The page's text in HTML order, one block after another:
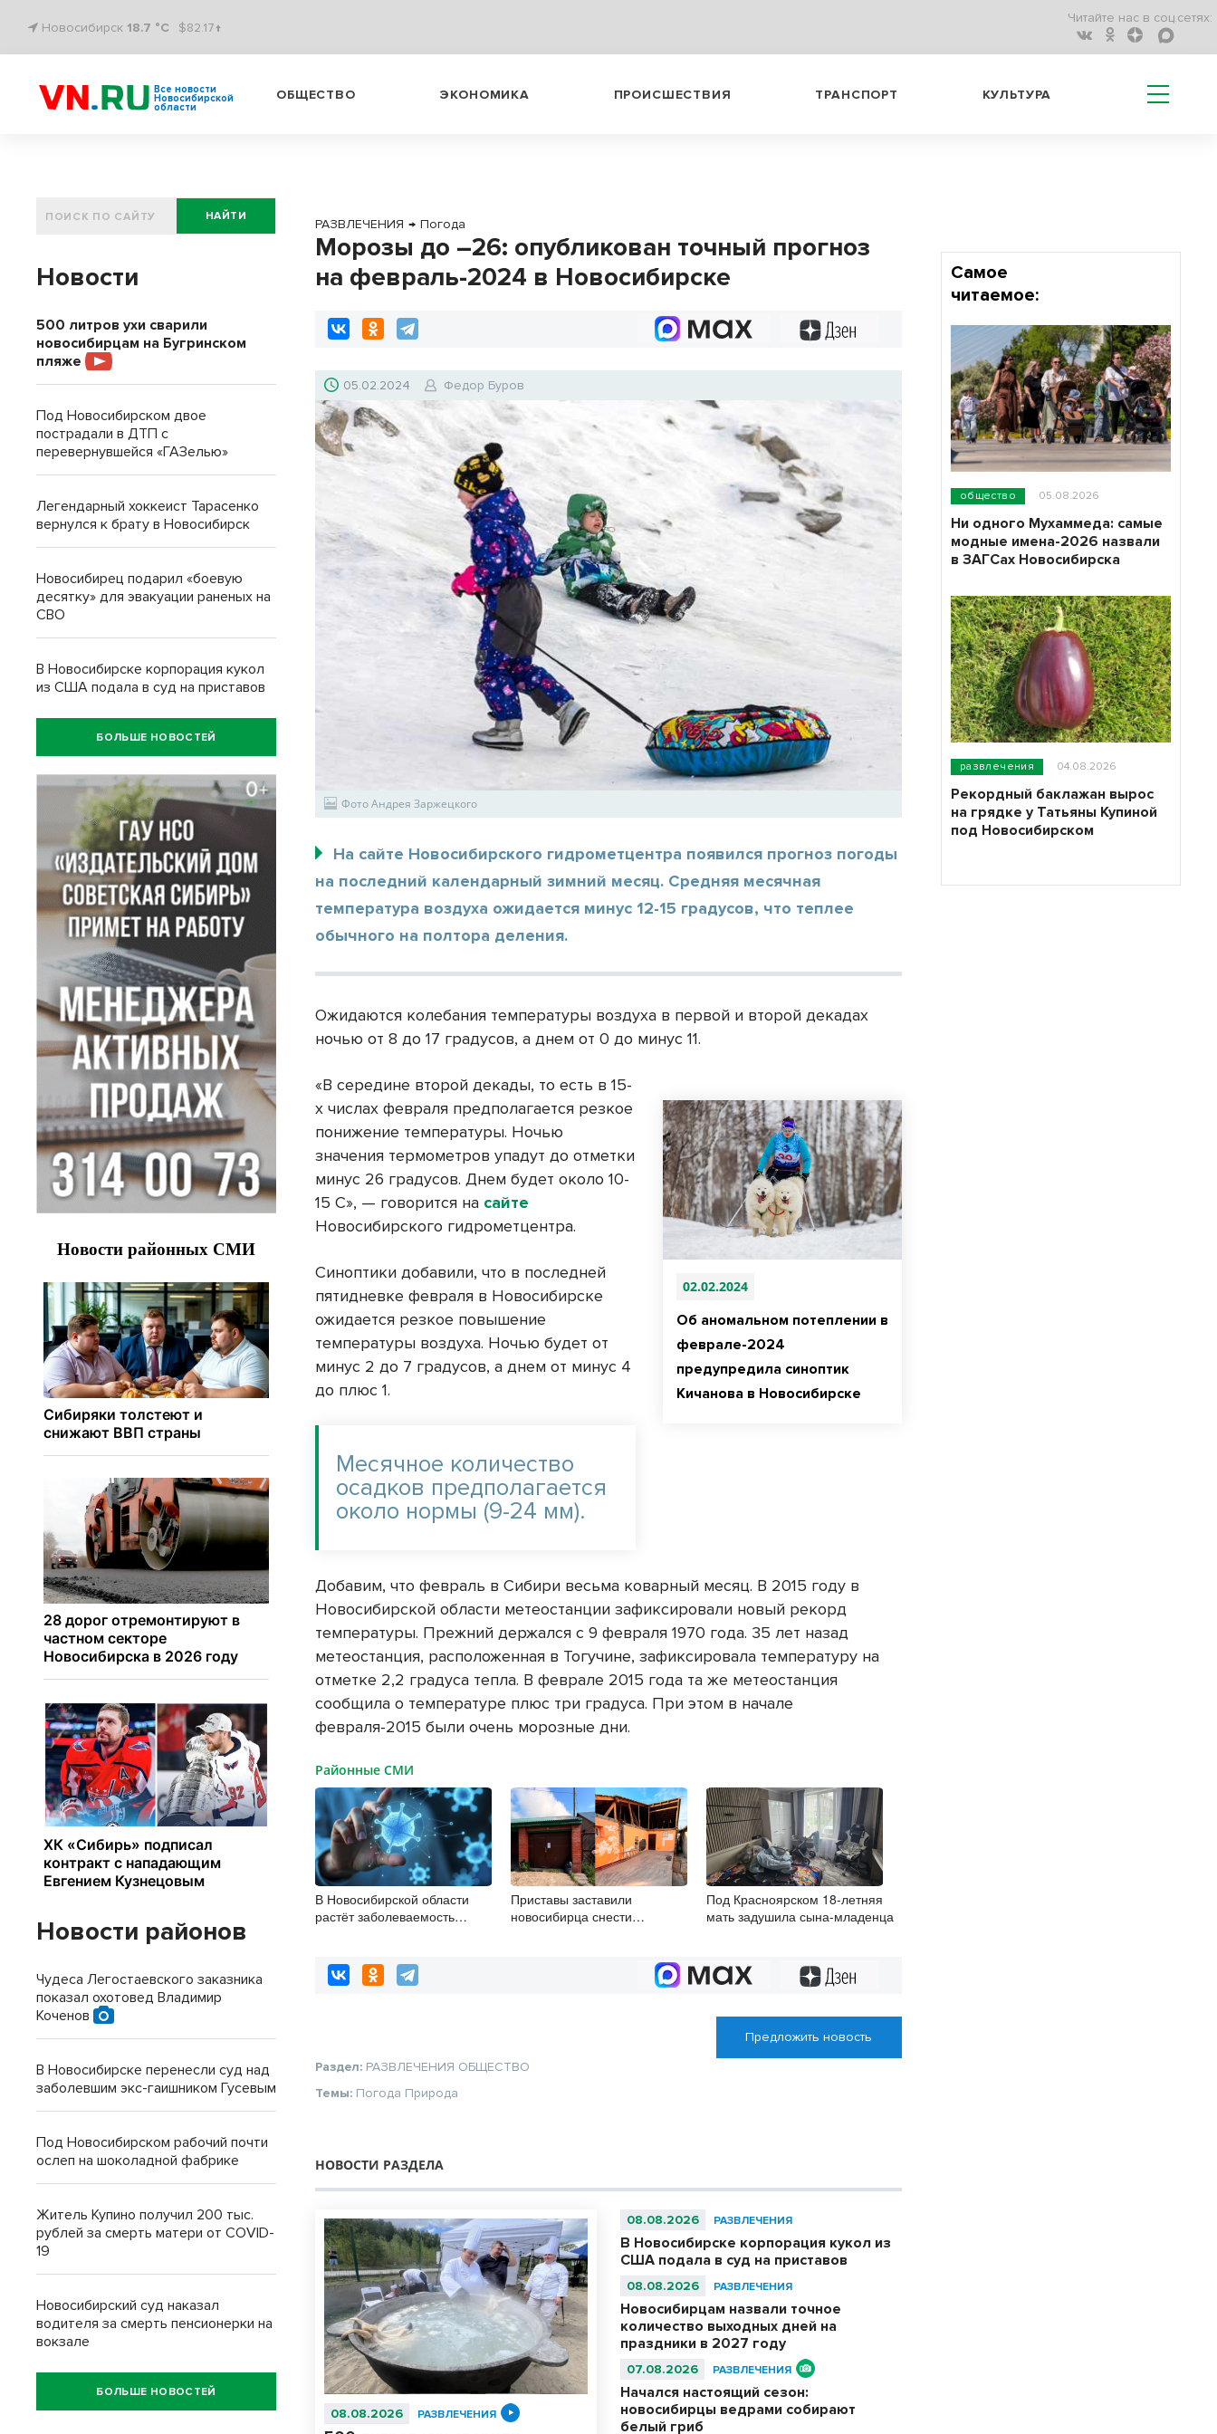
Новосибирск 18.7 °C $82.17↑
Читайте нас в соц.сетях:
Все новости
Новосибирской
области
ОБЩЕСТВО ЭКОНОМИКА ПРОИСШЕСТВИЯ ТРАНСПОРТ КУЛЬТУРА
РАЗВЛЕЧЕНИЯ → Погода
Морозы до –26: опубликован точный прогноз
на февраль-2024 в Новосибирске
05.02.2024 Федор Буров
Фото Андрея Заржецкого
На сайте Новосибирского гидрометцентра появился прогноз погоды
на последний календарный зимний месяц. Средняя месячная
температура воздуха ожидается минус 12-15 градусов, что теплее
обычного на полтора деления.
Ожидаются колебания температуры воздуха в первой и второй декадах
ночью от 8 до 17 градусов, а днем от 0 до минус 11.
02.02.2024
Об аномальном потеплении в
феврале-2024
предупредила синоптик
Кичанова в Новосибирске
«В середине второй декады, то есть в 15-
х числах февраля предполагается резкое
понижение температуры. Ночью
значения термометров упадут до отметки
минус 26 градусов. Днем будет около 10-
15 С», — говорится на сайте
Новосибирского гидрометцентра.
Синоптики добавили, что в последней
пятидневке февраля в Новосибирске
ожидается резкое повышение
температуры воздуха. Ночью будет от
минус 2 до 7 градусов, а днем от минус 4
до плюс 1.
Месячное количество
осадков предполагается
около нормы (9-24 мм).
Добавим, что февраль в Сибири весьма коварный месяц. В 2015 году в
Новосибирской области метеостанции зафиксировали новый рекорд
температуры. Прежний держался с 9 февраля 1970 года. 35 лет назад
метеостанция, расположенная в Тогучине, зафиксировала температуру на
отметке 2,2 градуса тепла. В феврале 2015 года та же метеостанция
сообщила о температуре плюс три градуса. При этом в начале
февраля-2015 были очень морозные дни.
Районные СМИ
В Новосибирской области
растёт заболеваемость
Приставы заставили
новосибирца снести
Под Красноярском 18-летняя
мать задушила сына-младенца
Предложить новость
Раздел: РАЗВЛЕЧЕНИЯ ОБЩЕСТВО
Темы: Погода Природа
НОВОСТИ РАЗДЕЛА
08.08.2026 РАЗВЛЕЧЕНИЯ
08.08.2026 РАЗВЛЕЧЕНИЯ
В Новосибирске корпорация кукол из
США подала в суд на приставов
08.08.2026 РАЗВЛЕЧЕНИЯ
Новосибирцам назвали точное
количество выходных дней на
праздники в 2027 году
07.08.2026 РАЗВЛЕЧЕНИЯ
Начался настоящий сезон:
новосибирцы ведрами собирают
белый гриб
НАЙТИ
Новости
500 литров ухи сварили
новосибирцам на Бугринском
пляже
Под Новосибирском двое
пострадали в ДТП с
перевернувшейся «ГАЗелью»
Легендарный хоккеист Тарасенко
вернулся к брату в Новосибирск
Новосибирец подарил «боевую
десятку» для эвакуации раненых на
СВО
В Новосибирске корпорация кукол
из США подала в суд на приставов
БОЛЬШЕ НОВОСТЕЙ
Новости районов
Чудеса Легостаевского заказника
показал охотовед Владимир
Коченов
В Новосибирске перенесли суд над
заболевшим экс-гаишником Гусевым
Под Новосибирском рабочий почти
ослеп на шоколадной фабрике
Житель Купино получил 200 тыс.
рублей за смерть матери от COVID-
19
Новосибирский суд наказал
водителя за смерть пенсионерки на
вокзале
БОЛЬШЕ НОВОСТЕЙ
Самое
читаемое:
общество 05.08.2026
Ни одного Мухаммеда: самые
модные имена-2026 назвали
в ЗАГСах Новосибирска
развлечения 04.08.2026
Рекордный баклажан вырос
на грядке у Татьяны Купиной
под Новосибирском